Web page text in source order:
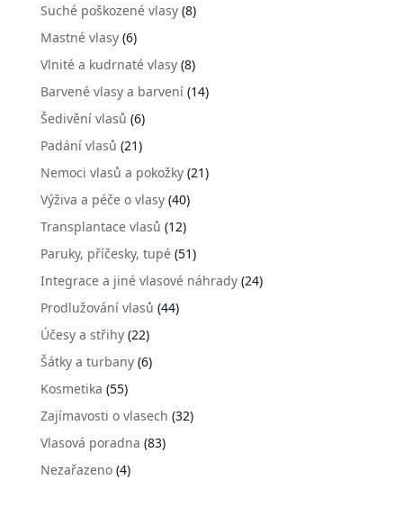
Suché poškozené vlasy(8)
Mastné vlasy(6)
Vlnité a kudrnaté vlasy(8)
Barvené vlasy a barvení(14)
Šedivění vlasů (6)
Padání vlasů (21)
Nemoci vlasů a pokožky(21)
Výživa a péče o vlasy(40)
Transplantace vlasů (12)
Paruky, příčesky, tupé(51)
Integrace a jiné vlasové náhrady(24)
Prodlužování vlasů (44)
Účesy a střihy(22)
Šátky a turbany(6)
Kosmetika (55)
Zajímavosti o vlasech (32)
Vlasová poradna (83)
Nezařazeno(4)